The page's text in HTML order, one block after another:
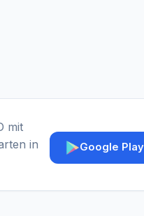
mit
in
Google Play